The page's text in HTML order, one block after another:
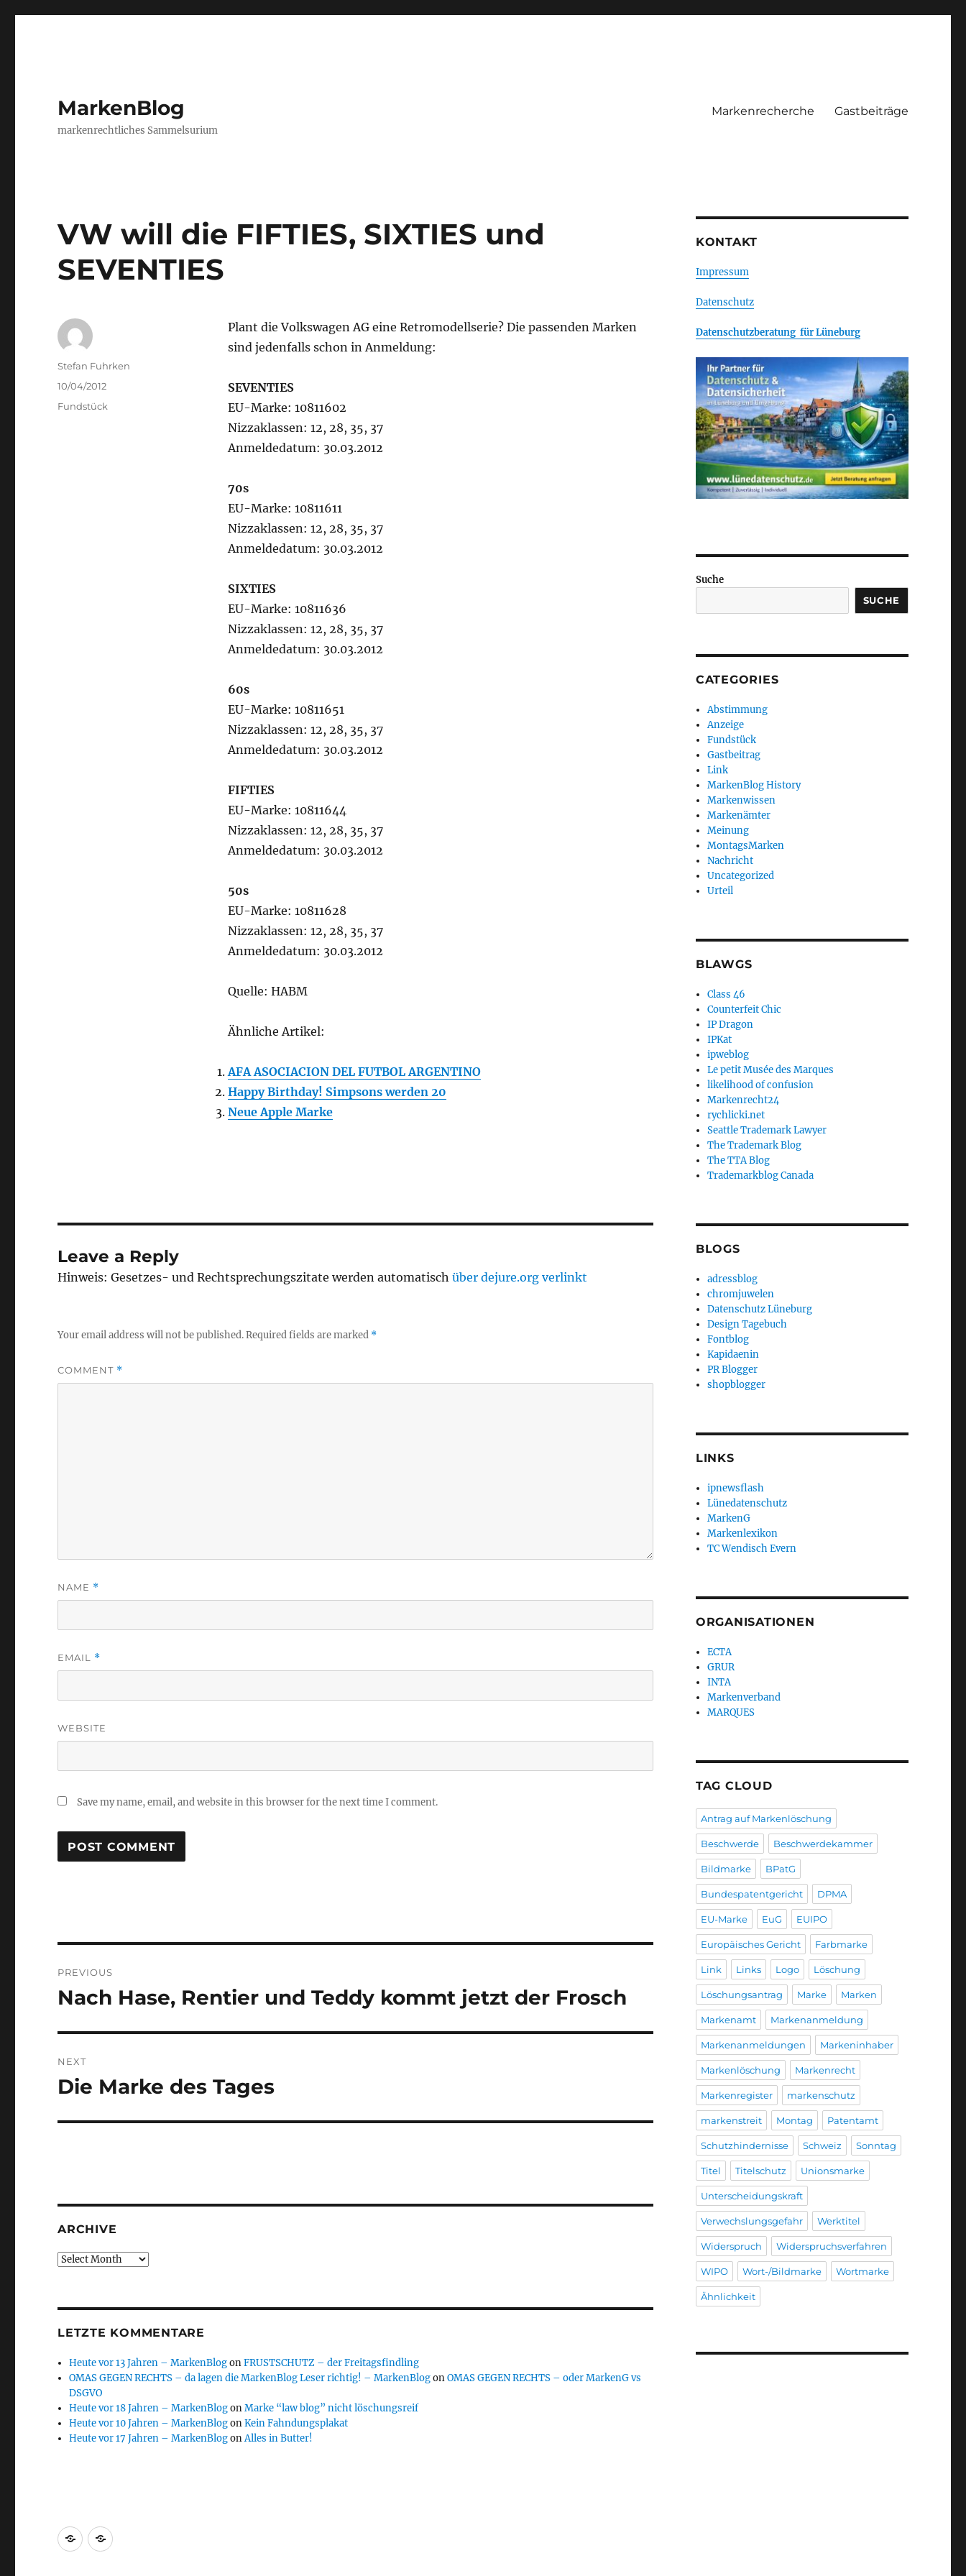
MarkenBlog
markenrechtliches Sammelsurium
Markenrecherche Gastbeiträge
VW will die FIFTIES, SIXTIES und
SEVENTIES
Plant die Volkswagen AG eine Retromodellserie? Die passenden Marken
sind jedenfalls schon in Anmeldung:
SEVENTIES
EU-Marke: 10811602
Nizzaklassen: 12, 28, 35, 37
Anmeldedatum: 30.03.2012
70s
EU-Marke: 10811611
Nizzaklassen: 12, 28, 35, 37
Anmeldedatum: 30.03.2012
SIXTIES
EU-Marke: 10811636
Nizzaklassen: 12, 28, 35, 37
Anmeldedatum: 30.03.2012
60s
EU-Marke: 10811651
Nizzaklassen: 12, 28, 35, 37
Anmeldedatum: 30.03.2012
FIFTIES
EU-Marke: 10811644
Nizzaklassen: 12, 28, 35, 37
Anmeldedatum: 30.03.2012
50s
EU-Marke: 10811628
Nizzaklassen: 12, 28, 35, 37
Anmeldedatum: 30.03.2012
Quelle: HABM
Ähnliche Artikel:
AFA ASOCIACION DEL FUTBOL ARGENTINO
Happy Birthday! Simpsons werden 20
Neue Apple Marke
Author
Stefan Fuhrken
Posted
10/04/2012
Categories
Fundstück
Leave a Reply
Hinweis: Gesetzes- und Rechtsprechungszitate werden automatischüber dejure.org verlinkt
Your email address will not be published.Required fields are marked *
COMMENT *
NAME *
EMAIL *
WEBSITE
Save my name, email, and website in this browser for the next time I comment.
navigation
PREVIOUS
Previous
Nach Hase, Rentier und Teddy kommt jetzt der Frosch
NEXT
Next
Die Marke des Tages
ARCHIVE
Archive
LETZTE KOMMENTARE
Heute vor 13 Jahren – MarkenBlogonFRUSTSCHUTZ – der Freitagsfindling
OMAS GEGEN RECHTS – da lagen die MarkenBlog Leser richtig! – MarkenBlogonOMAS GEGEN RECHTS – oder MarkenG vs
DSGVO
Heute vor 18 Jahren – MarkenBlogonMarke “law blog” nicht löschungsreif
Heute vor 10 Jahren – MarkenBlogonKein Fahndungsplakat
Heute vor 17 Jahren – MarkenBlogonAlles in Butter!
KONTAKT
Impressum
Datenschutz
Datenschutzberatung für Lüneburg
Suche
SUCHE
CATEGORIES
Abstimmung
Anzeige
Fundstück
Gastbeitrag
Link
MarkenBlog History
Markenwissen
Markenämter
Meinung
MontagsMarken
Nachricht
Uncategorized
Urteil
BLAWGS
Class 46
Counterfeit Chic
IP Dragon
IPKat
ipweblog
Le petit Musée des Marques
likelihood of confusion
Markenrecht24
rychlicki.net
Seattle Trademark Lawyer
The Trademark Blog
The TTA Blog
Trademarkblog Canada
BLOGS
adressblog
chromjuwelen
Datenschutz Lüneburg
Design Tagebuch
Fontblog
Kapidaenin
PR Blogger
shopblogger
LINKS
ipnewsflash
Lünedatenschutz
MarkenG
Markenlexikon
TC Wendisch Evern
ORGANISATIONEN
ECTA
GRUR
INTA
Markenverband
MARQUES
TAG CLOUD
Antrag auf Markenlöschung
Beschwerde Beschwerdekammer
Bildmarke BPatG
Bundespatentgericht DPMA
EU-Marke EuG EUIPO
Europäisches Gericht Farbmarke
Link Links Logo Löschung
Löschungsantrag Marke Marken
Markenamt Markenanmeldung
Markenanmeldungen Markeninhaber
Markenlöschung Markenrecht
Markenregister markenschutz
markenstreit Montag Patentamt
Schutzhindernisse Schweiz Sonntag
Titel Titelschutz Unionsmarke
Unterscheidungskraft
Verwechslungsgefahr Werktitel
Widerspruch Widerspruchsverfahren
WIPO Wort-/Bildmarke Wortmarke
Ähnlichkeit
Markenrecherche
Gastbeiträge